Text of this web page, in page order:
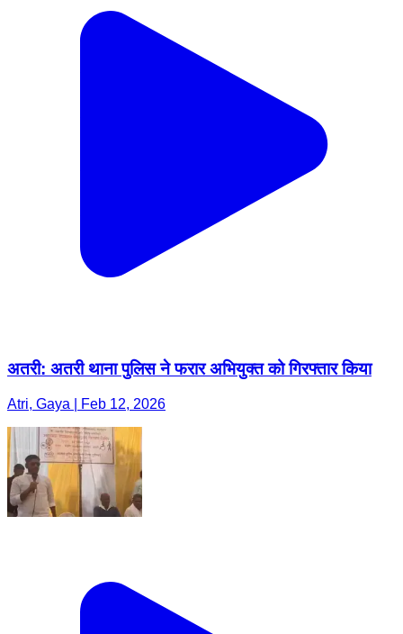
अतरी: अतरी थाना पुलिस ने फरार अभियुक्त को गिरफ्तार किया
Atri, Gaya | Feb 12, 2026